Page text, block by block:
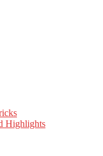
Highlights